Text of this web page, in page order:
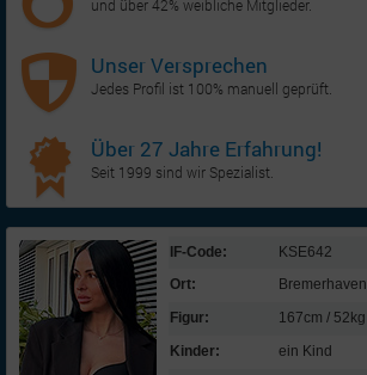
und über 42% weibliche Mitglieder.
Unser Versprechen
Jedes Profil ist 100% manuell geprüft.
Über 27 Jahre Erfahrung!
Seit 1999 sind wir Spezialist.
IF-Code:
KSE642
Ort:
Bremerhaven
Figur:
167cm / 52kg
Kinder:
ein Kind